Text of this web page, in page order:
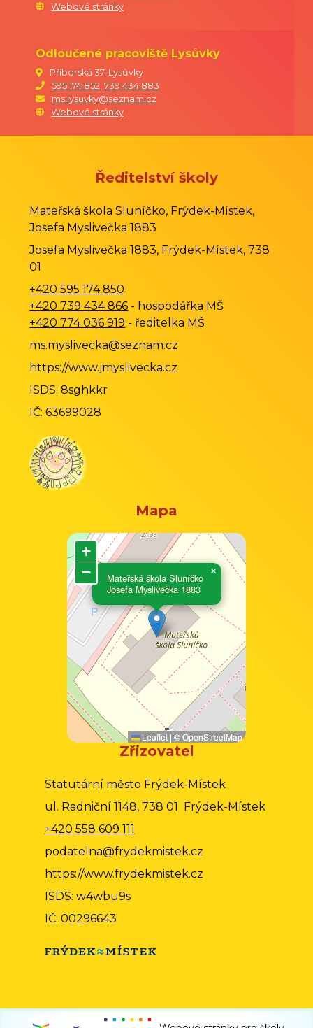
Webové stránky
Odloučené pracoviště Lysůvky
Příborská 37, Lysůvky
595 174 852 ,739 434 883
ms.lysuvky@seznam.cz
Webové stránky
Ředitelství školy
Mateřská škola Sluníčko, Frýdek-Místek,
Josefa Myslivečka 1883
Josefa Myslivečka 1883, Frýdek-Místek, 738
01
+420 595 174 850
+420 739 434 866 - hospodářka MŠ
+420 774 036 919 - ředitelka MŠ
ms.myslivecka@seznam.cz
https://www.jmyslivecka.cz
ISDS: 8sghkkr
IČ: 63699028
Mapa
Mateřská škola Sluníčko
Josefa Myslivečka 1883
×
+
−
Leaflet | ©OpenStreetMap
Zřizovatel
Statutární město Frýdek-Místek
ul. Radniční 1148, 738 01 Frýdek-Místek
+420 558 609 111
podatelna@frydekmistek.cz
https://www.frydekmistek.cz
ISDS: w4wbu9s
IČ: 00296643